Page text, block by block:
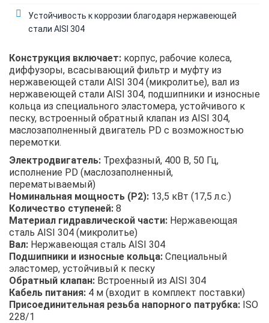
Устойчивость к коррозии благодаря нержавеющей
стали AISI 304
Конструкция включает: корпус, рабочие колеса,
диффузоры, всасывающий фильтр и муфту из
нержавеющей стали AISI 304 (микролитье), вал из
нержавеющей стали AISI 304, подшипники и износные
кольца из специального эластомера, устойчивого к
песку, встроенный обратный клапан из AISI 304,
маслозаполненный двигатель PD с возможностью
перемотки.
Электродвигатель: Трехфазный, 400 В, 50 Гц,
исполнение PD (маслозаполненный,
перематываемый)
Номинальная мощность (P2): 13,5 кВт (17,5 л.с.)
Количество ступеней: 8
Материал гидравлической части: Нержавеющая
сталь AISI 304 (микролитье)
Вал: Нержавеющая сталь AISI 304
Подшипники и износные кольца: Специальный
эластомер, устойчивый к песку
Обратный клапан: Встроенный из AISI 304
Кабель питания: 4 м (входит в комплект поставки)
Присоединительная резьба напорного патрубка: ISO
228/1